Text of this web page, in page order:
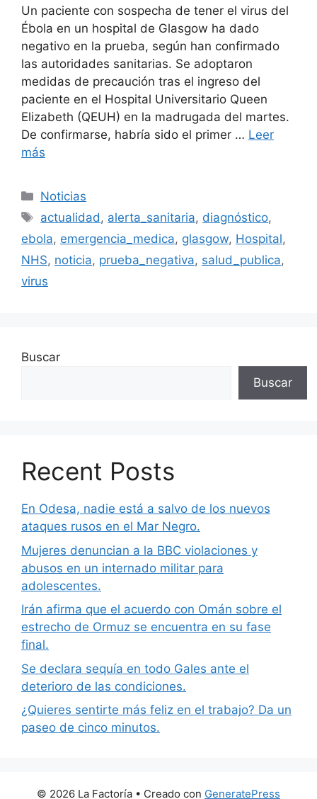
Un paciente con sospecha de tener el virus del
Ébola en un hospital de Glasgow ha dado
negativo en la prueba, según han confirmado
las autoridades sanitarias. Se adoptaron
medidas de precaución tras el ingreso del
paciente en el Hospital Universitario Queen
Elizabeth (QEUH) en la madrugada del martes.
De confirmarse, habría sido el primer … Leer
más
Categorías
Noticias
Etiquetas
actualidad, alerta_sanitaria, diagnóstico,
ebola, emergencia_medica, glasgow, Hospital,
NHS, noticia, prueba_negativa, salud_publica,
virus
Buscar
Buscar
Recent Posts
En Odesa, nadie está a salvo de los nuevos
ataques rusos en el Mar Negro.
Mujeres denuncian a la BBC violaciones y
abusos en un internado militar para
adolescentes.
Irán afirma que el acuerdo con Omán sobre el
estrecho de Ormuz se encuentra en su fase
final.
Se declara sequía en todo Gales ante el
deterioro de las condiciones.
¿Quieres sentirte más feliz en el trabajo? Da un
paseo de cinco minutos.
© 2026 La Factoría • Creado con GeneratePress